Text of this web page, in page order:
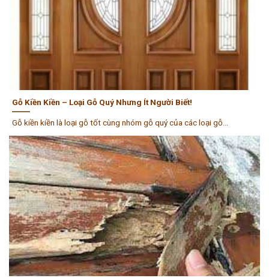
Gỗ Kiền Kiền – Loại Gỗ Quý Nhưng Ít Người Biết!
Gỗ kiền kiền là loại gỗ tốt cùng nhóm gỗ quý của các loại gỗ...